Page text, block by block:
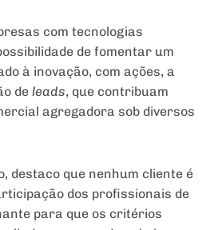
com tecnologias
de fomentar um
à inovação, com ações, a
de leads, que contribuam
agregadora sob diversos
destaco que nenhum cliente é
dos profissionais de
para que os critérios